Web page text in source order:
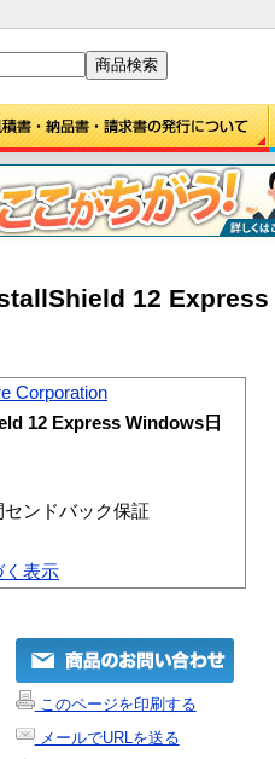
12 Express
Corporation
12 Express Windows日
ンドバック保証
く表示
このページを印刷する
メールでURLを送る